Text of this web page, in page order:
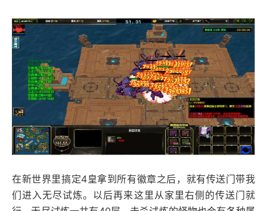
在新世界里搞定4皇拿到所有徽章之后，就有传送门带我
们进入无尽试炼。以后再来这里从家里右侧的传送门就